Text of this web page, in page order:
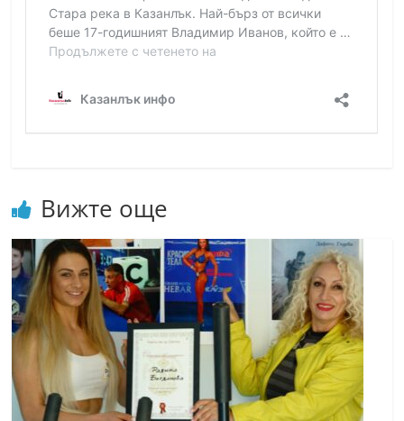
Вижте още